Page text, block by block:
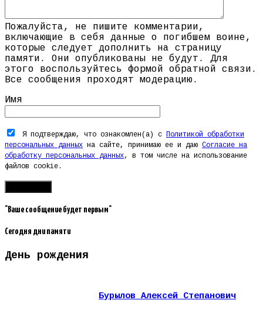
Пожалуйста, не пишите комментарии,
включающие в себя данные о погибшем воине,
которые следует дополнить на страницу
памяти. Они опубликованы не будут. Для
этого воспользуйтесь формой обратной связи.
Все сообщения проходят модерацию.
Имя
Я подтверждаю, что ознакомлен(а) с
Политикой обработки
персональных данных на сайте, принимаю ее и даю Согласие на
обработку персональных данных, в том числе на использование
файлов cookie.
"Ваше сообщение будет первым"
Сегодня дни памяти
День рождения
Бурылов Алексей Степанович